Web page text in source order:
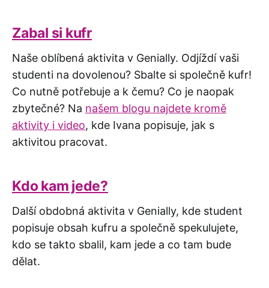
Zabal si kufr
Naše oblíbená aktivita v Genially. Odjíždí vaši
studenti na dovolenou? Sbalte si společně kufr!
Co nutně potřebuje a k čemu? Co je naopak
zbytečné? Na našem blogu najdete kromě
aktivity i video, kde Ivana popisuje, jak s
aktivitou pracovat.
Kdo kam jede?
Další obdobná aktivita v Genially, kde student
popisuje obsah kufru a společně spekulujete,
kdo se takto sbalil, kam jede a co tam bude
dělat.